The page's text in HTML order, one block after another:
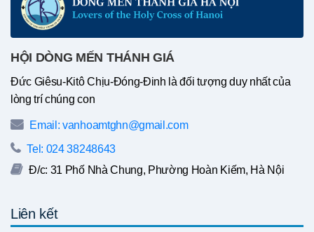
HỘI DÒNG MẾN THÁNH GIÁ
Đức Giêsu-Kitô Chịu-Đóng-Đinh là đối tượng duy nhất của
lòng trí chúng con
Email: vanhoamtghn@gmail.com
Tel: 024 38248643
Đ/c: 31 Phố Nhà Chung, Phường Hoàn Kiếm, Hà Nội
Liên kết